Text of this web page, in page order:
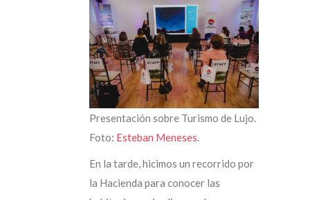
Presentación sobre Turismo de Lujo.
Foto: Esteban Meneses.
En la tarde, hicimos un recorrido por
la Hacienda para conocer las